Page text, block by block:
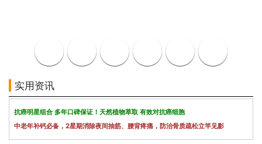
实用资讯
抗癌明星组合 多年口碑保证！天然植物萃取 有效对抗癌细胞
中老年补钙必备，2星期消除夜间抽筋、腰背疼痛，防治骨质疏松立竿见影